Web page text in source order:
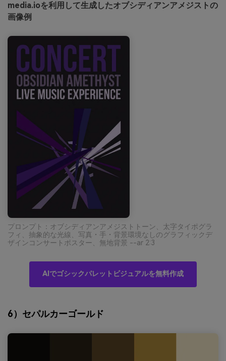
media.ioを利用して生成したオブシディアンアメジストの
画像例
プロンプト：オブシディアンアメジストトーン、太字タイポグラ
フィ、抽象的な光線、写真・手・背景環境なしのグラフィックデ
ザインコンサートポスター、無地背景 --ar 2:3
AIでゴシックパレットビジュアルを無料作成
6）セパルカーゴールド